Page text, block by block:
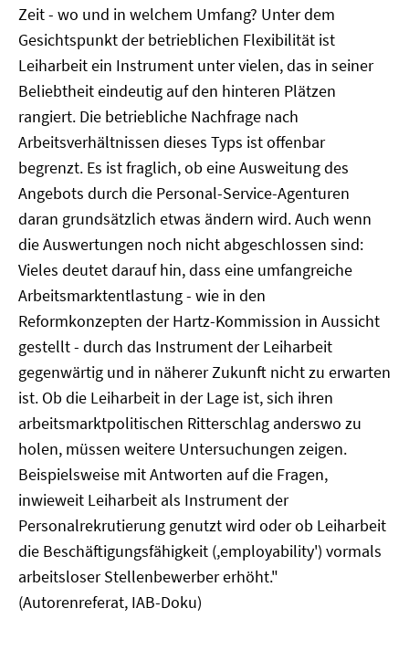
Zeit - wo und in welchem Umfang? Unter dem
Gesichtspunkt der betrieblichen Flexibilität ist
Leiharbeit ein Instrument unter vielen, das in seiner
Beliebtheit eindeutig auf den hinteren Plätzen
rangiert. Die betriebliche Nachfrage nach
Arbeitsverhältnissen dieses Typs ist offenbar
begrenzt. Es ist fraglich, ob eine Ausweitung des
Angebots durch die Personal-Service-Agenturen
daran grundsätzlich etwas ändern wird. Auch wenn
die Auswertungen noch nicht abgeschlossen sind:
Vieles deutet darauf hin, dass eine umfangreiche
Arbeitsmarktentlastung - wie in den
Reformkonzepten der Hartz-Kommission in Aussicht
gestellt - durch das Instrument der Leiharbeit
gegenwärtig und in näherer Zukunft nicht zu erwarten
ist. Ob die Leiharbeit in der Lage ist, sich ihren
arbeitsmarktpolitischen Ritterschlag anderswo zu
holen, müssen weitere Untersuchungen zeigen.
Beispielsweise mit Antworten auf die Fragen,
inwieweit Leiharbeit als Instrument der
Personalrekrutierung genutzt wird oder ob Leiharbeit
die Beschäftigungsfähigkeit (,employability') vormals
arbeitsloser Stellenbewerber erhöht."
(Autorenreferat, IAB-Doku)